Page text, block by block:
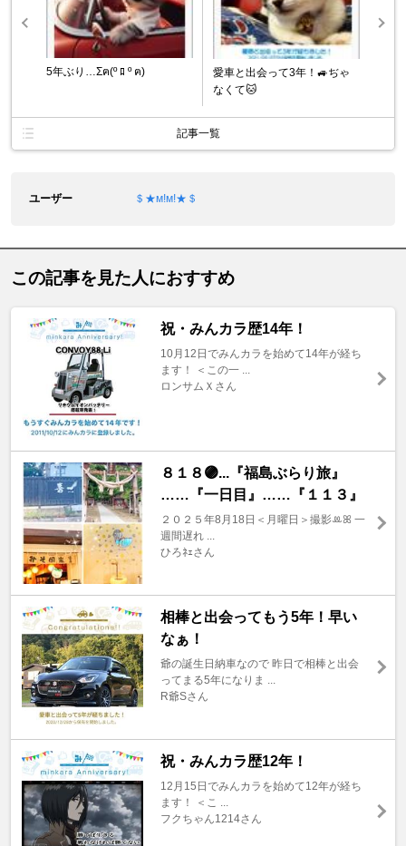
5年ぶり…Σฅ(º ﾛ º ฅ)
愛車と出会って3年！🚙ぢゃ
なくて🐱
記事一覧
ユーザー ＄★м!м!★＄
この記事を見た人におすすめ
祝・みんカラ歴14年！
10月12日でみんカラを始めて14年が経ち
ます！ ＜この一 ...
ロンサムＸさん
８１８🟣...『福島ぶらり旅』
……『一日目』……『１１３』
２０２５年8月18日＜月曜日＞撮影ꔛꕤ 一
週間遅れ ...
ひろﾈｪさん
相棒と出会ってもう5年！早い
なぁ！
爺の誕生日納車なので 昨日で相棒と出会
ってまる5年になりま ...
R爺Sさん
祝・みんカラ歴12年！
12月15日でみんカラを始めて12年が経ち
ます！ ＜こ ...
フクちゃん1214さん